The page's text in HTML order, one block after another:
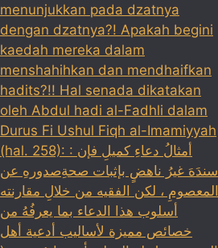
menunjukkan pada dzatnya
dengan dzatnya?! Apakah begini
kaedah mereka dalam
menshahihkan dan mendhaifkan
hadits?!! Hal senada dikatakan
oleh Abdul hadi al-Fadhli dalam
Durus Fi Ushul Fiqh al-Imamiyyah
(hal. 258): : أمثالُ دعاءِ كميلِ فإن
سندَهَ غيرُ ناهضٍ بإثبات صحةِصدورهِ عن
المعصومِ ، لكن الفقيه من خلالِ مقارنته
أسلوب هذا الدعاء بما يعرفُهُ من
خصائص مميزة لأساليب أدعية أهل